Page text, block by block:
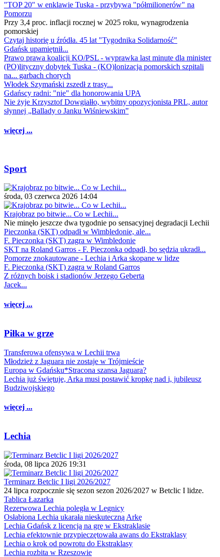
"TOP 20" w enklawie Tuska - przybywa "półmilionerów" na
Pomorzu
Przy 3,4 proc. inflacji rocznej w 2025 roku, wynagrodzenia
pomorskiej
Czytaj historię u źródła. 45 lat "Tygodnika Solidarność"
Gdańsk upamiętnił...
Prawo prawa koalicji KO/PSL - wyprawka last minute dla minister
(PO)lityczny dobytek Tuska - (KO)lonizacja pomorskich szpitali
na... garbach chorych
Włodek Szymański zszedł z trasy...
Gdańscy radni: "nie" dla honorowania UPA
Nie żyje Krzysztof Dowgiałło, wybitny opozycjonista PRL, autor
słynnej „Ballady o Janku Wiśniewskim”
więcej ...
Sport
środa, 03 czerwca 2026 14:04
Krajobraz po bitwie... Co w Lechii...
Nie minęło jeszcze dwa tygodnie po sensacyjnej degradacji Lechii
Pieczonka (SKT) odpadł w Wimbledonie, ale...
F. Pieczonka (SKT) zagra w Wimbledonie
SKT na Roland Garros - F. Pieczonka odpadł, bo sędzia ukradł...
Pomorze znokautowane - Lechia i Arka skopane w lidze
F. Pieczonka (SKT) zagra w Roland Garros
Z różnych boisk i stadionów Jerzego Geberta
Jacek...
więcej ...
Piłka w grze
Transferowa ofensywa w Lechii trwa
Młodzież z Jaguara nie zostaje w Trójmieście
Europa w Gdańsku*Stracona szansa Jaguara?
Lechia już świętuje, Arka musi postawić kropkę nad i, jubileusz
Budziwojskiego
więcej ...
Lechia
środa, 08 lipca 2026 19:31
Terminarz Betclic I ligi 2026/2027
24 lipca rozpocznie się sezon sezon 2026/2027 w Betclic I lidze.
Tablica Łazarka
Rezerwowa Lechia poległa w Legnicy
Osłabiona Lechia ukarała nieskuteczną Arkę
Lechia Gdańsk z licencją na grę w Ekstraklasie
Lechia efektownie przypieczętowała awans do Ekstraklasy
Lechia o krok od powrotu do Ekstraklasy
Lechia rozbita w Rzeszowie